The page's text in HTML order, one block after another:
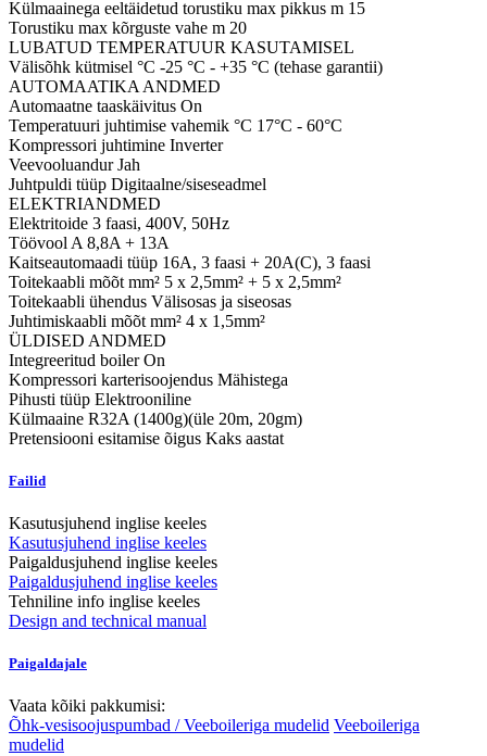
Külmaainega eeltäidetud torustiku max pikkus m 15
Torustiku max kõrguste vahe m 20
LUBATUD TEMPERATUUR KASUTAMISEL
Välisõhk kütmisel °C -25 °C - +35 °C (tehase garantii)
AUTOMAATIKA ANDMED
Automaatne taaskäivitus On
Temperatuuri juhtimise vahemik °C 17°C - 60°C
Kompressori juhtimine Inverter
VeevooluandurJah
Juhtpuldi tüüp Digitaalne/siseseadmel
ELEKTRIANDMED
Elektritoide 3 faasi, 400V, 50Hz
Töövool A 8,8A + 13A
Kaitseautomaadi tüüp 16A, 3 faasi + 20A(C), 3 faasi
Toitekaabli mõõt mm² 5 x 2,5mm² + 5 x 2,5mm²
Toitekaabli ühendus Välisosas ja siseosas
Juhtimiskaabli mõõt mm² 4 x 1,5mm²
ÜLDISED ANDMED
Integreeritud boilerOn
Kompressori karterisoojendus Mähistega
Pihusti tüüp Elektrooniline
Külmaaine R32A (1400g)(üle 20m, 20gm)
Pretensiooni esitamise õigus Kaks aastat
Failid
Kasutusjuhend inglise keeles
Kasutusjuhend inglise keeles
Paigaldusjuhend inglise keeles
Paigaldusjuhend inglise keeles
Tehniline info inglise keeles
Design and technical manual
Paigaldajale
Vaata kõiki pakkumisi:
Õhk-vesisoojuspumbad / Veeboileriga mudelid Veeboileriga
mudelid